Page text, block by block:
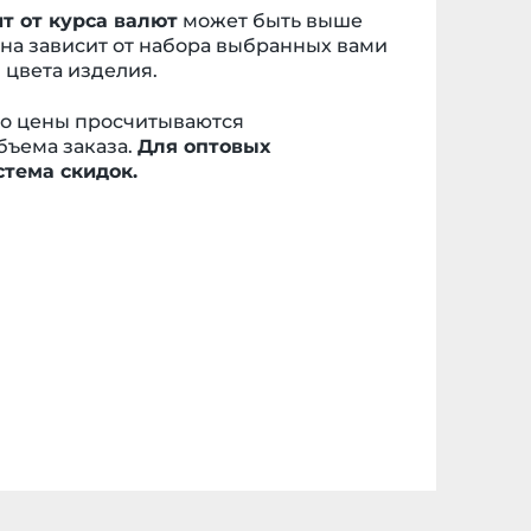
от курса валют может быть выше
зависит от набора выбранных вами
изделия.
цены просчитываются
заказа. Для оптовых
скидок.